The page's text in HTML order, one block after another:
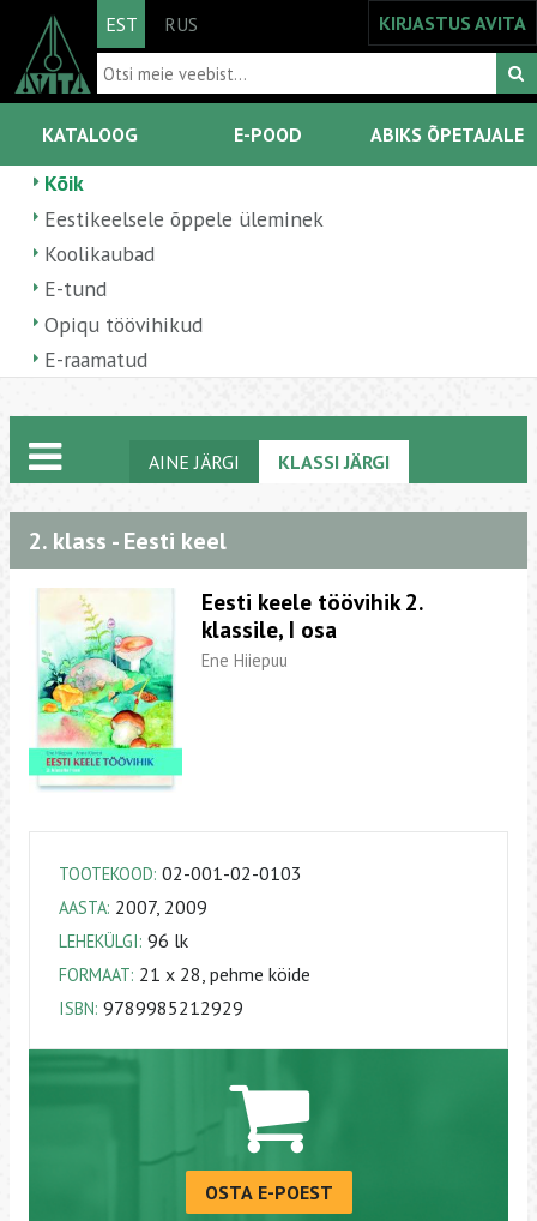
EST RUS KIRJASTUS AVITA
KATALOOG E-POOD ABIKS ÕPETAJALE
Kõik
Eestikeelsele õppele üleminek
Koolikaubad
E-tund
Opiqu töövihikud
E-raamatud
AINE JÄRGI KLASSI JÄRGI
2. klass - Eesti keel
Eesti keele töövihik 2.
klassile, I osa
Ene Hiiepuu
TOOTEKOOD: 02-001-02-0103
AASTA: 2007, 2009
LEHEKÜLGI: 96 lk
FORMAAT: 21 х 28, pehme köide
ISBN: 9789985212929
OSTA E-POEST